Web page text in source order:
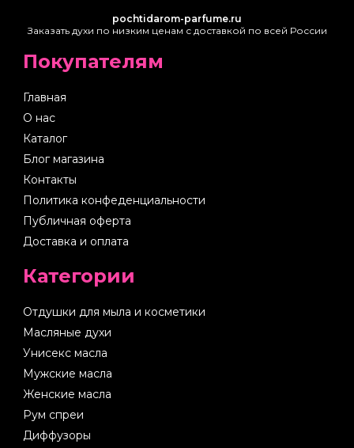
pochtidarom-parfume.ru
Заказать духи по низким ценам с доставкой по всей России
Покупателям
Главная
О нас
Каталог
Блог магазина
Контакты
Политика конфеденциальности
Публичная оферта
Доставка и оплата
Категории
Отдушки для мыла и косметики
Масляные духи
Унисекс масла
Мужские масла
Женские масла
Рум спреи
Диффузоры